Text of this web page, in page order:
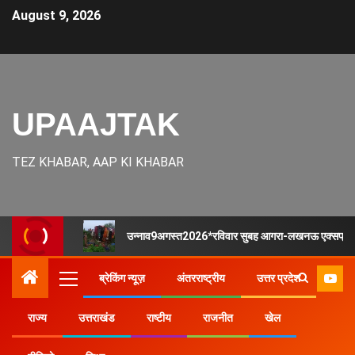
August 9, 2026
UPAAJTAK
TEZ KHABAR, AAP KI KHABAR
उन्नाव9अगस्त2026*रविवार सुबह आगरा-लखनऊ
ब्रेकिंग न्यूज़ अंतरराष्ट्रीय उत्तर प्रदेश
राज्य उत्तराखंड राष्टीय राजनीत खेल